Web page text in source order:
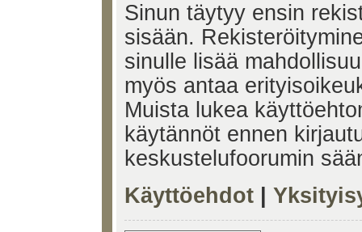
Sinun täytyy ensin
sisään.
sinulle lisää
myös antaa
Muista lukea
käytännöt ennen
keskustelufoorumin
Käyttöehdot